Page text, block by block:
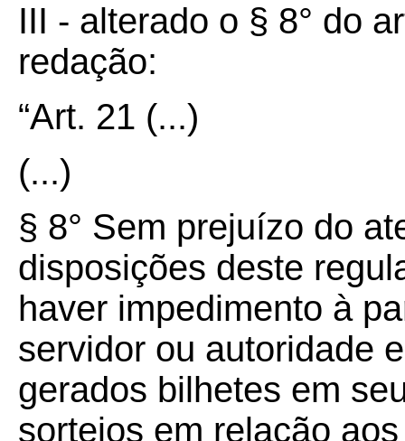
III - alterado o § 8° do
redação:
“Art. 21 (...)
(...)
§ 8° Sem prejuízo do
disposições deste
haver impedimento à
servidor ou autoridade
gerados bilhetes em
sorteios em relação